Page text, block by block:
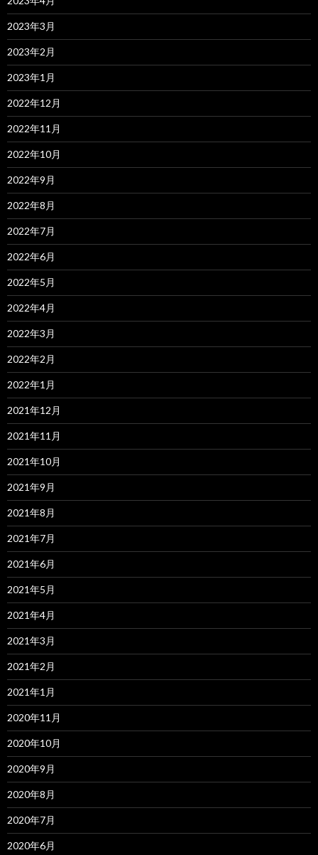
2023年3月
2023年2月
2023年1月
2022年12月
2022年11月
2022年10月
2022年9月
2022年8月
2022年7月
2022年6月
2022年5月
2022年4月
2022年3月
2022年2月
2022年1月
2021年12月
2021年11月
2021年10月
2021年9月
2021年8月
2021年7月
2021年6月
2021年5月
2021年4月
2021年3月
2021年2月
2021年1月
2020年11月
2020年10月
2020年9月
2020年8月
2020年7月
2020年6月